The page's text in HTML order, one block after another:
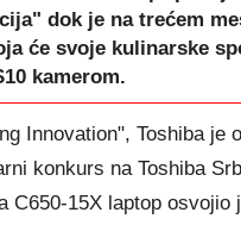
dok je na trećem
će svoje kulinarske
kamerom.
Innovation", Toshiba je
konkurs na Toshiba
C650-15X laptop osvojio